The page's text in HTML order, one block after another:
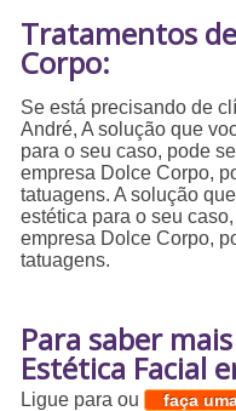
Tratamentos
Corpo:
Se está precisando de
André, A solução que
para o seu caso, pode
empresa Dolce Corpo,
tatuagens. A solução
estética para o seu
empresa Dolce Corpo,
tatuagens.
Para saber
Estética Facial
Ligue paraou faça